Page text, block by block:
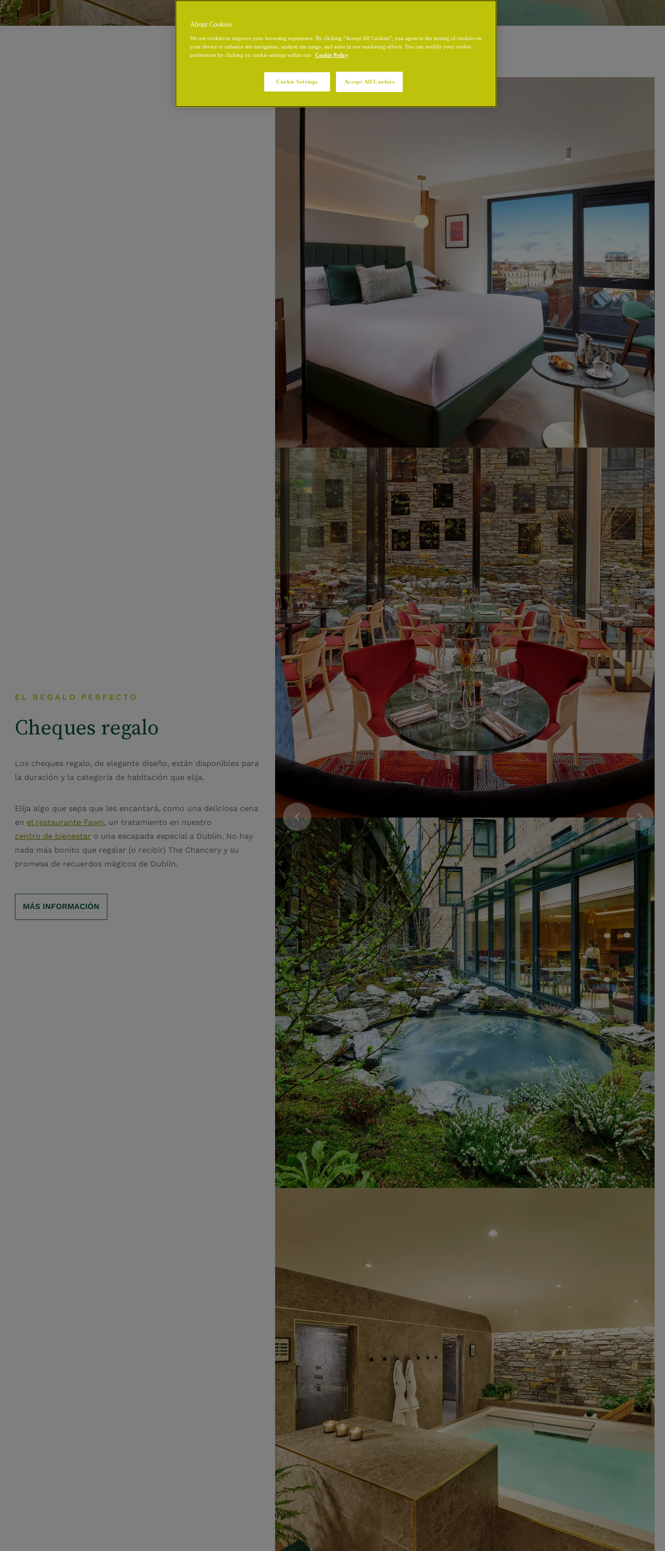
EL REGALO PERFECTO
Cheques regalo
Los cheques regalo, de elegante diseño, están disponibles para
la duración y la categoría de habitación que elija.
Elija algo que sepa que les encantará, como una deliciosa cena
en el restaurante Fawn, un tratamiento en nuestro
centro de bienestar o una escapada especial a Dublín. No hay
nada más bonito que regalar (o recibir) The Chancery y su
promesa de recuerdos mágicos de Dublín.
MÁS INFORMACIÓN
About Cookies
We use cookies to improve your browsing experience. By clicking “Accept All Cookies”, you agree to the storing of cookies on
your device to enhance site navigation, analyse site usage, and assist in our marketing efforts. You can modify your cookie
preferences by clicking on cookie settings within our
Cookie Policy
Cookie Settings Accept All Cookies